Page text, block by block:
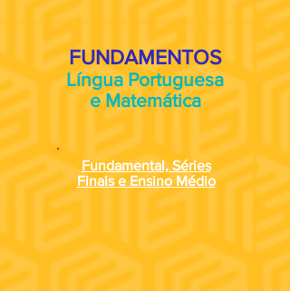
FUNDAMENTOS
Língua Portuguesa
e Matemática
Fundamental, Séries
Finais e Ensino Médio